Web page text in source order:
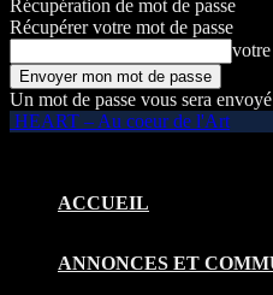
Récupération de mot de passe
Récupérer votre mot de passe
Un mot de passe vous sera
HEART – Au coeur de l'Art
ACCUEIL
ANNONCES ET